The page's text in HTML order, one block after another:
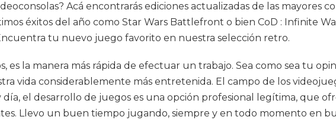
Acá encontrarás ediciones actualizadas de las mayores
éxitos del año como Star Wars Battlefront o bien CoD : Infinite
tu nuevo juego favorito en nuestra selección retro.
es la manera más rápida de efectuar un trabajo. Sea como sea tu
vida considerablemente más entretenida. El campo de los
el desarrollo de juegos es una opción profesional legítima, que
Llevo un buen tiempo jugando, siempre y en todo momento en